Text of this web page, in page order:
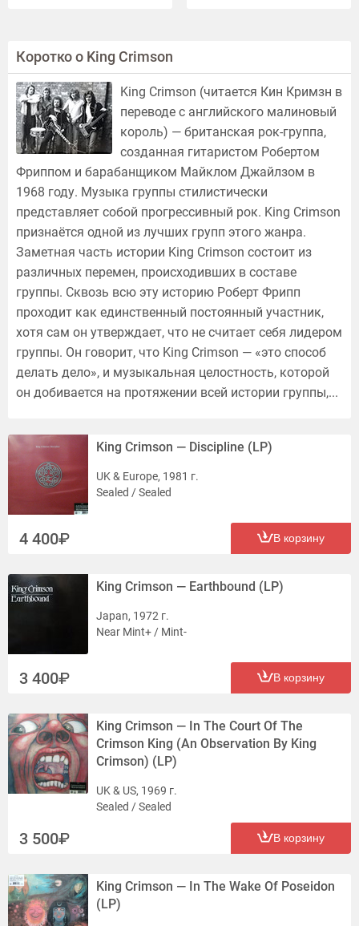
Коротко о King Crimson
King Crimson (читается Кин Кримзн в
переводе с английского малиновый
король) — британская рок-группа,
созданная гитаристом Робертом
Фриппом и барабанщиком Майклом Джайлзом в
1968 году. Музыка группы стилистически
представляет собой прогрессивный рок. King Crimson
признаётся одной из лучших групп этого жанра.
Заметная часть истории King Crimson состоит из
различных перемен, происходивших в составе
группы. Сквозь всю эту историю Роберт Фрипп
проходит как единственный постоянный участник,
хотя сам он утверждает, что не считает себя лидером
группы. Он говорит, что King Crimson — «это способ
делать дело», и музыкальная целостность, которой
он добивается на протяжении всей истории группы,...
King Crimson — Discipline (LP)
UK & Europe, 1981 г.
Sealed / Sealed
4 400 В корзину
King Crimson — Earthbound (LP)
Japan, 1972 г.
Near Mint+ / Mint-
3 400 В корзину
King Crimson — In The Court Of The
Crimson King (An Observation By King
Crimson) (LP)
UK & US, 1969 г.
Sealed / Sealed
3 500 В корзину
King Crimson — In The Wake Of Poseidon
(LP)